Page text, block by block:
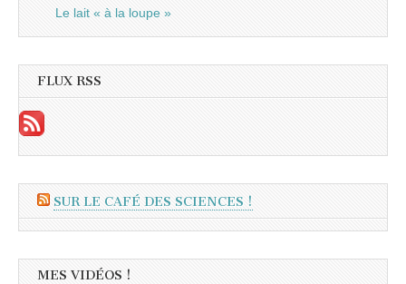
Le lait « à la loupe »
FLUX RSS
SUR LE CAFÉ DES SCIENCES !
MES VIDÉOS !